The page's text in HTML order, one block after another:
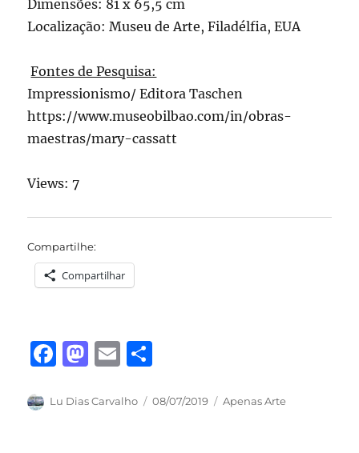
Dimensões: 81 x 65,5 cm
Localização: Museu de Arte, Filadélfia, EUA
Fontes de Pesquisa:
Impressionismo/ Editora Taschen
https://www.museobilbao.com/in/obras-
maestras/mary-cassatt
Views: 7
Compartilhe:
Compartilhar
F
c
M
st
E
ai a
Autor
Lu Dias Carvalho
Publicado
08/07/2019 Categorias
Apenas Arte